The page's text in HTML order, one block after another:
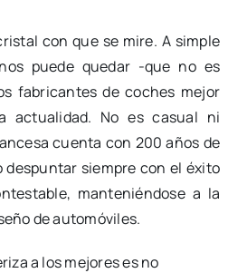
con que se mire. A simple
puede quedar -que no es
fabricantes de coches mejor
actualidad. No es casual ni
cuenta con 200 años de
despuntar siempre con el éxito
manteniéndose a la
de automóviles.
a los mejores es no